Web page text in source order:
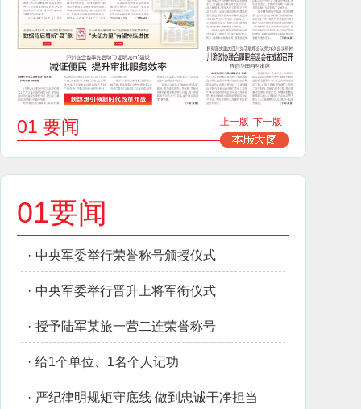
01 要闻 上一版 下一版
01要闻
· 中央军委举行荣誉称号颁授仪式
· 中央军委举行晋升上将军衔仪式
· 授予陆军某旅一营二连荣誉称号
· 给1个单位、1名个人记功
· 严纪律明规矩守底线 做到忠诚干净担当